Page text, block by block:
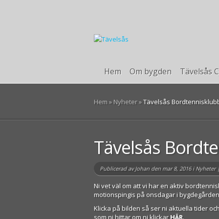
Hem Om bygden Tävelsås
Hem » Nyheter»Tävelsås
Tävelsås
Publicerad avJohan den mar 8, 2016 i Nyheter
Ni vet väl om att vi har en aktiv
motionspingis på onsdagar i
Klicka på bilden så ser ni aktuella tider
som ni hittar om ni klickar HÄR.